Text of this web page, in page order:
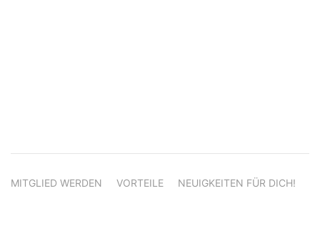
MITGLIED WERDEN VORTEILE NEUIGKEITEN FÜR DICH!